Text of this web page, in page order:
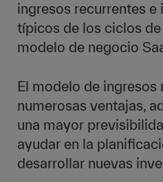
ingresos recurrentes e
típicos de los ciclos
modelo de negocio
El modelo de
numerosas ventajas,
una mayor
ayudar en la
desarrollar nuevas